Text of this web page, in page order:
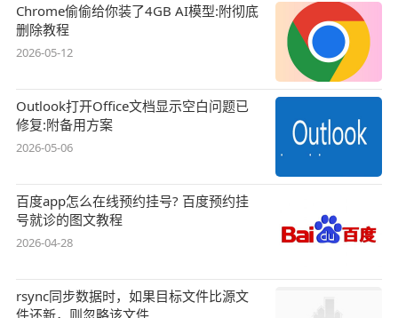
Chrome偷偷给你装了4GB AI模型:附彻底
删除教程
2026-05-12
Outlook打开Office文档显示空白问题已
修复:附备用方案
2026-05-06
百度app怎么在线预约挂号? 百度预约挂
号就诊的图文教程
2026-04-28
rsync同步数据时，如果目标文件比源文